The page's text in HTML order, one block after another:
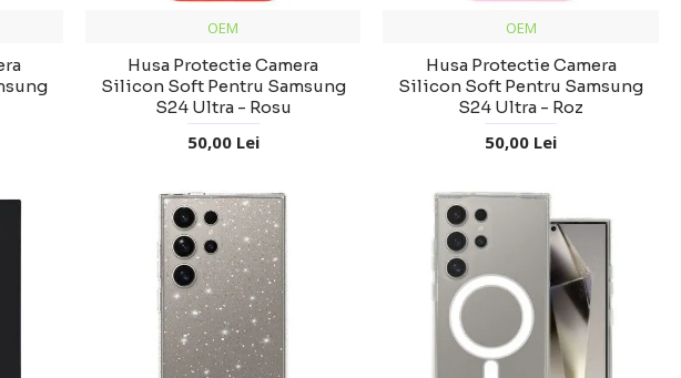
OEM
Husa Protectie Camera
Silicon Soft Pentru Samsung
S24 Ultra - Rosu
50,00 Lei
OEM
Husa Protectie Camera
Silicon Soft Pentru Samsung
S24 Ultra - Roz
50,00 Lei